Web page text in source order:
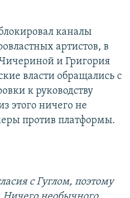
каналы
артистов, в
и Григория
власти обращались с
к руководству
этого ничего не
против платформы.
с Гуглом, поэтому